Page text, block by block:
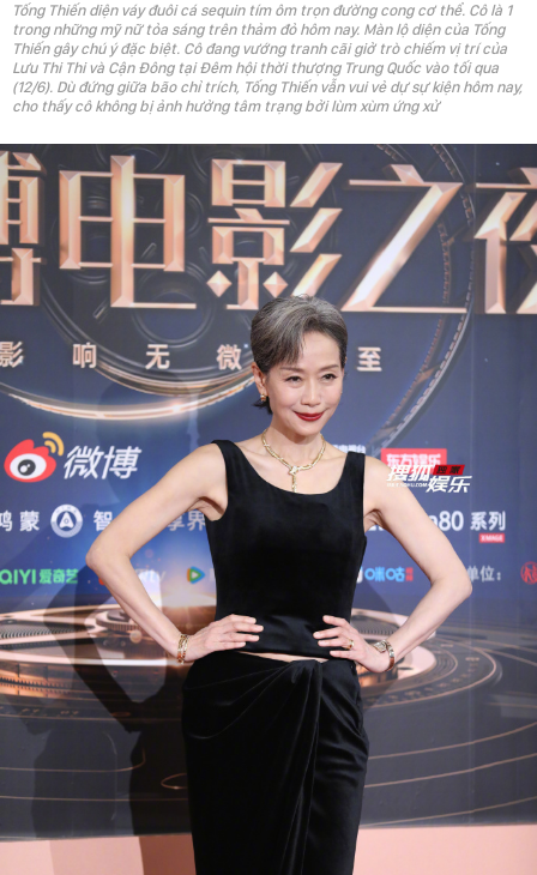
Tống Thiến diện váy đuôi cá sequin tím ôm trọn đường cong cơ thể. Cô là 1
trong những mỹ nữ tỏa sáng trên thảm đỏ hôm nay. Màn lộ diện của Tống
Thiến gây chú ý đặc biệt. Cô đang vướng tranh cãi giở trò chiếm vị trí của
Lưu Thi Thi và Cận Đông tại Đêm hội thời thượng Trung Quốc vào tối qua
(12/6). Dù đứng giữa bão chỉ trích, Tống Thiến vẫn vui vẻ dự sự kiện hôm nay,
cho thấy cô không bị ảnh hưởng tâm trạng bởi lùm xùm ứng xử